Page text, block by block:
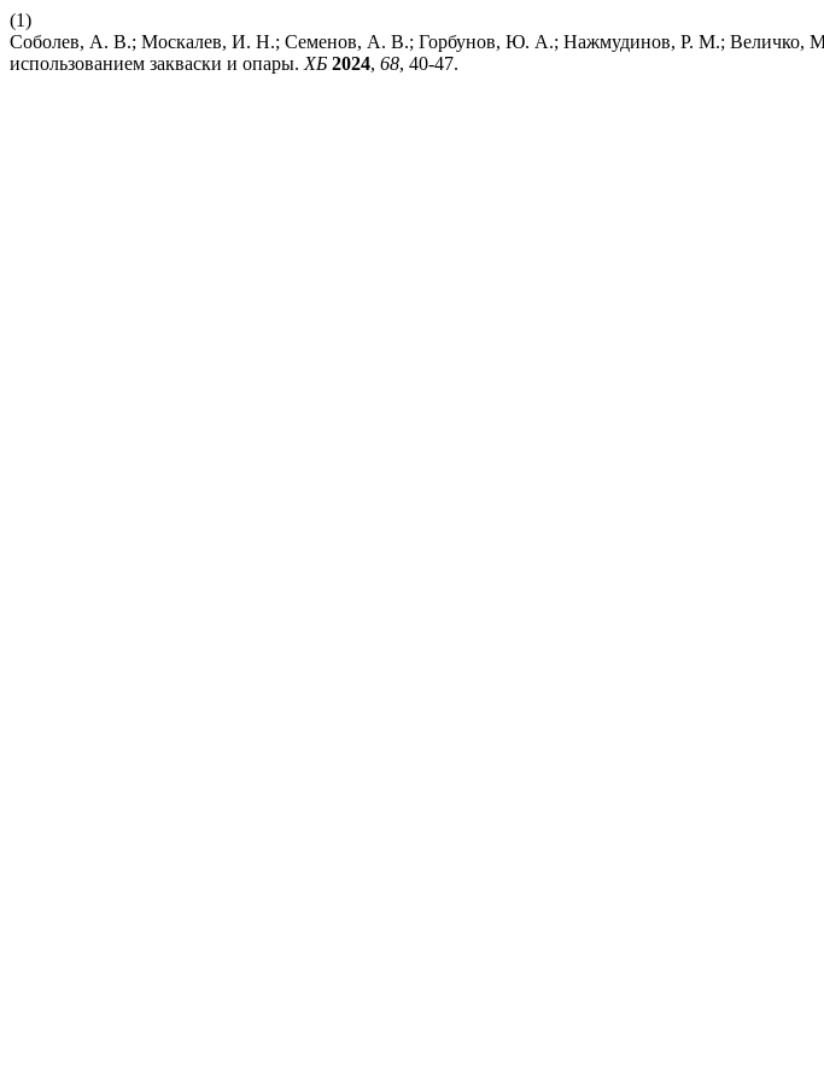
(1)
Соболев, А. В.; Москалев, И. Н.; Семенов, А. В.; Горбунов, Ю. А.; Нажмудинов, Р. М.; Величко, М.
использованием закваски и опары. ХБ 2024, 68, 40-47.